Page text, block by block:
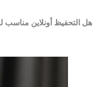
هل التحفيظ أونلاين